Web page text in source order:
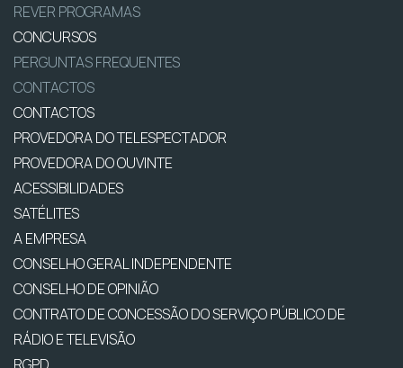
REVER PROGRAMAS
CONCURSOS
PERGUNTAS FREQUENTES
CONTACTOS
CONTACTOS
PROVEDORA DO TELESPECTADOR
PROVEDORA DO OUVINTE
ACESSIBILIDADES
SATÉLITES
A EMPRESA
CONSELHO GERAL INDEPENDENTE
CONSELHO DE OPINIÃO
CONTRATO DE CONCESSÃO DO SERVIÇO PÚBLICO DE
RÁDIO E TELEVISÃO